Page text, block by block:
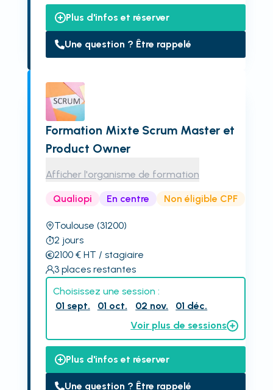
Plus d'infos et réserver
Une question ? Être rappelé
Formation Mixte Scrum Master et
Product Owner
Afficher l'organisme de formation
Qualiopi En centre Non éligible CPF
Toulouse (31200)
2 jours
2100€ HT / stagiaire
3 places restantes
Choisissez une session :
01 sept.
01 oct. 02 nov.
01 déc.
Voir plus de sessions
Plus d'infos et réserver
Une question ? Être rappelé